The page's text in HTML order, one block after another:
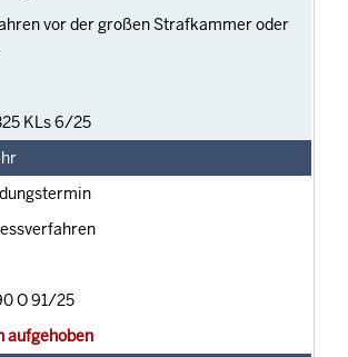
vor der großen Strafkammer oder
KLs 6/25
O 91/25
aufgehoben